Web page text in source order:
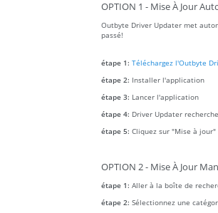
OPTION 1 - Mise À Jour
Outbyte Driver Updater met
passé!
étape 1: Téléchargez l'Outbyte
étape 2: Installer l'application
étape 3: Lancer l'application
étape 4: Driver Updater
étape 5: Cliquez sur "Mise à
OPTION 2 - Mise À Jour
étape 1: Aller à la boîte de
étape 2: Sélectionnez une